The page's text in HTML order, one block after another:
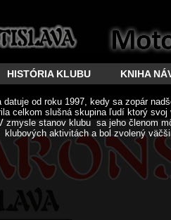
HISTÓRIA KLUBU KNIHA
od roku 1997, kedy sa zopár
celkom slušná skupina ľudí ktorý
zmysle stanov klubu sa jeho členom
aktivitách a bol zvolený